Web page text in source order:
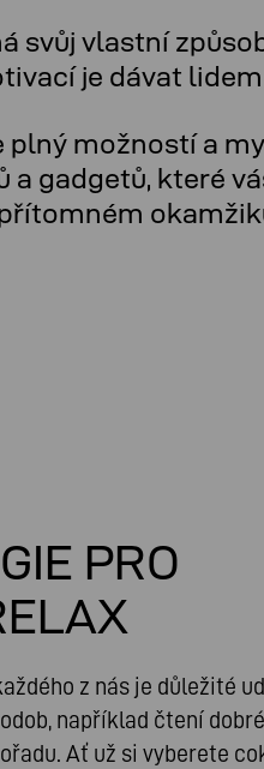
svůj vlastní
je dávat
plný možností a
a gadgetů, které
PRO
z nás je důležité
například čtení
Ať už si vyberete